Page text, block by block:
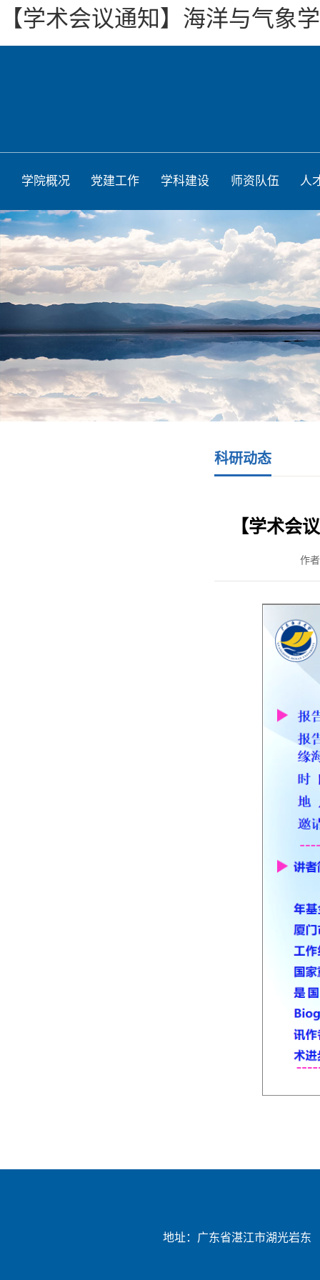
【学术会议通知】海洋与气象
学院概况 党建工作 学科建设 师资队伍 人
科研动态
【学术会
作
地址：广东省湛江市湖光岩东